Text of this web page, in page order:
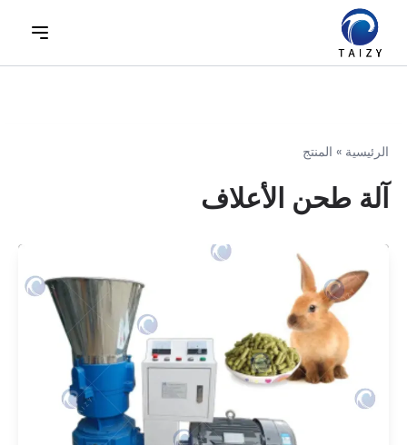
الرئيسية » المنتج
آلة طحن الأعلاف